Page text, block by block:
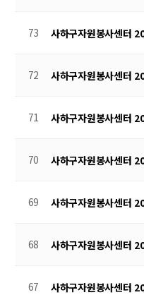
73 사하구자원봉사센터
72 사하구자원봉사센터
71 사하구자원봉사센터
70 사하구자원봉사센터
69 사하구자원봉사센터
68 사하구자원봉사센터
67 사하구자원봉사센터